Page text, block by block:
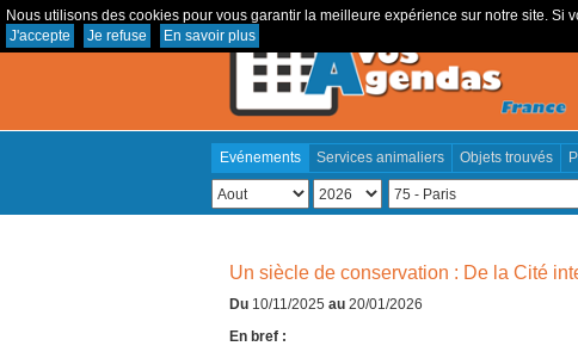
Nous utilisons des cookies pour vous garantir la meilleure expérience sur notre site.
J'accepte
Je refuse En savoir plus
Evénements Services animaliers Objets trouvés
Un siècle de conservation : De la Cité
Du 10/11/2025 au 20/01/2026
En bref :